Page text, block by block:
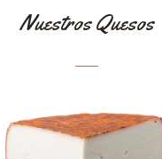
Nuestros Quesos